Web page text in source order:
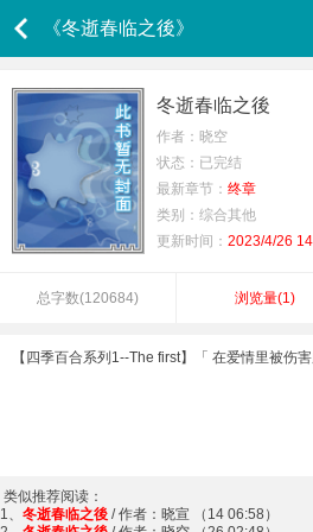
《冬逝春临之後》
冬逝春临之後
作者：晓空
状态：已完结
最新章节： 终章
类别：综合其他
更新时间： 2023/4/26
总字数(120684) 浏览量(1)
【四季百合系列1--The first】「 在爱情里被伤
类似推荐阅读：
1、 冬逝春临之後 / 作者：晓宣 （14 06:58）